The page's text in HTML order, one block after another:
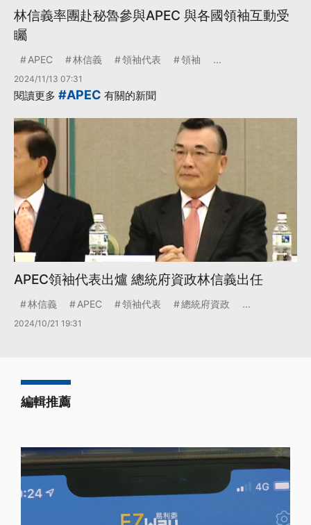
林信義率團赴秘魯參與APEC 與各國領袖互動受
矚
APEC 林信義 領袖代表 領袖 ...
2024/11/13 07:31
閱讀更多 #APEC 有關的新聞
APEC領袖代表出爐 總統府資政林信義出任
林信義 APEC 領袖代表 總統府資政 ...
2024/10/21 19:31
編輯推薦